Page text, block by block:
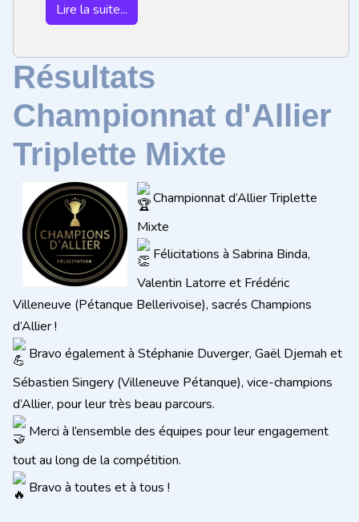
Lire la suite...
Résultats
Championnat d'Allier
Triplette Mixte
Championnat d’Allier Triplette
Mixte
Félicitations à Sabrina Binda,
Valentin Latorre et Frédéric
Villeneuve (Pétanque Bellerivoise), sacrés Champions
d’Allier !
Bravo également à Stéphanie Duverger, Gaël Djemah et
Sébastien Singery (Villeneuve Pétanque), vice-champions
d’Allier, pour leur très beau parcours.
Merci à l’ensemble des équipes pour leur engagement
tout au long de la compétition.
Bravo à toutes et à tous !